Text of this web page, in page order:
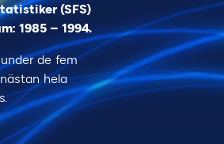
(SFS)
1985 – 1994.
de fem
hela